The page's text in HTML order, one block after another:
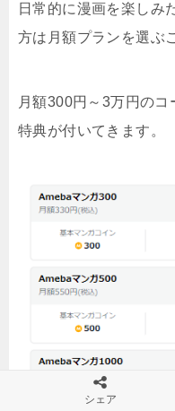
日常的に漫画を楽しみ
方は月額プランを選ぶ
月額300円～3万円のコ
特典が付いてきます。
シェア